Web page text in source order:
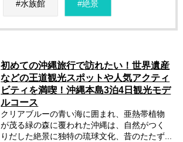
水族館 絶景
初めての沖縄旅行で訪れたい！世界遺産
などの王道観光スポットや人気アクティ
ビティを満喫！沖縄本島3泊4日観光モデ
ルコース
クリアブルーの青い海に囲まれ、亜熱帯植物
が茂る緑の森に覆われた沖縄は、自然がつく
りだした絶景に独特の琉球文化、昔のたたず...